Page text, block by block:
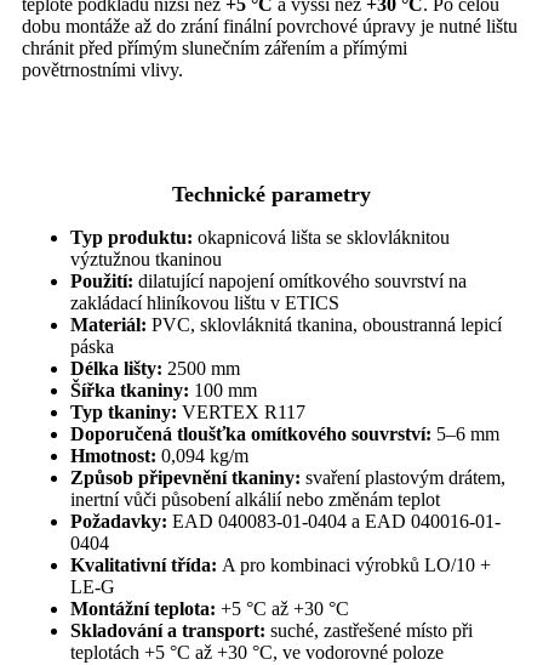
teplotě podkladu nižší než +5 °C a vyšší než +30 °C. Po celou
dobu montáže až do zrání finální povrchové úpravy je nutné lištu
chránit před přímým slunečním zářením a přímými
povětrnostními vlivy.
Technické parametry
Typ produktu: okapnicová lišta se sklovláknitou
výztužnou tkaninou
Použití: dilatující napojení omítkového souvrství na
zakládací hliníkovou lištu v ETICS
Materiál: PVC, sklovláknitá tkanina, oboustranná lepicí
páska
Délka lišty: 2500 mm
Šířka tkaniny: 100 mm
Typ tkaniny: VERTEX R117
Doporučená tloušťka omítkového souvrství: 5–6 mm
Hmotnost: 0,094 kg/m
Způsob připevnění tkaniny: svaření plastovým drátem,
inertní vůči působení alkálií nebo změnám teplot
Požadavky: EAD 040083-01-0404 a EAD 040016-01-
0404
Kvalitativní třída: A pro kombinaci výrobků LO/10 +
LE-G
Montážní teplota: +5 °C až +30 °C
Skladování a transport: suché, zastřešené místo při
teplotách +5 °C až +30 °C, ve vodorovné poloze